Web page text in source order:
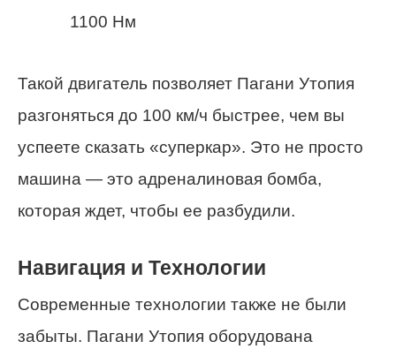
1100 Нм
Такой двигатель позволяет Пагани Утопия
разгоняться до 100 км/ч быстрее, чем вы
успеете сказать «суперкар». Это не просто
машина — это адреналиновая бомба,
которая ждет, чтобы ее разбудили.
Навигация и Технологии
Современные технологии также не были
забыты. Пагани Утопия оборудована